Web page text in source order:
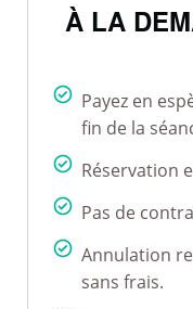
À LA
Payez en
fin de la
Réservation
Pas de
Annulation
sans frais.